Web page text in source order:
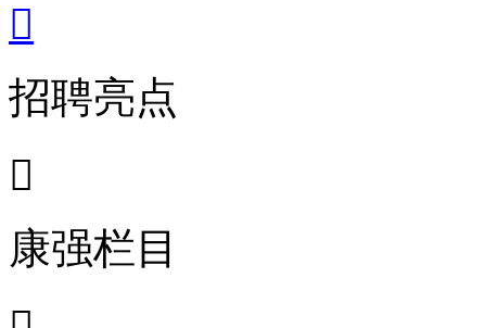

招聘亮点

康强栏目